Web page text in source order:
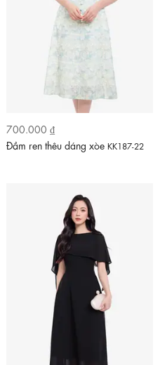
700.000 ₫
Đầm ren thêu dáng xòe KK187-22